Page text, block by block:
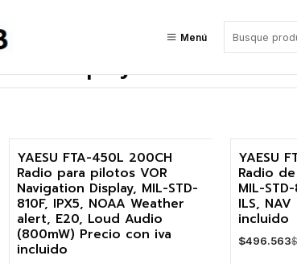
Menú
display
-17%
YAESU FTA-450L 200CH
Radio para pilotos VOR
Navigation Display, MIL-STD-
810F, IPX5, NOAA Weather
alert, E20, Loud Audio
(800mW) Precio con iva
incluido
-17%
YAESU
Radio
MIL-
ILS,
incluido
$496.563